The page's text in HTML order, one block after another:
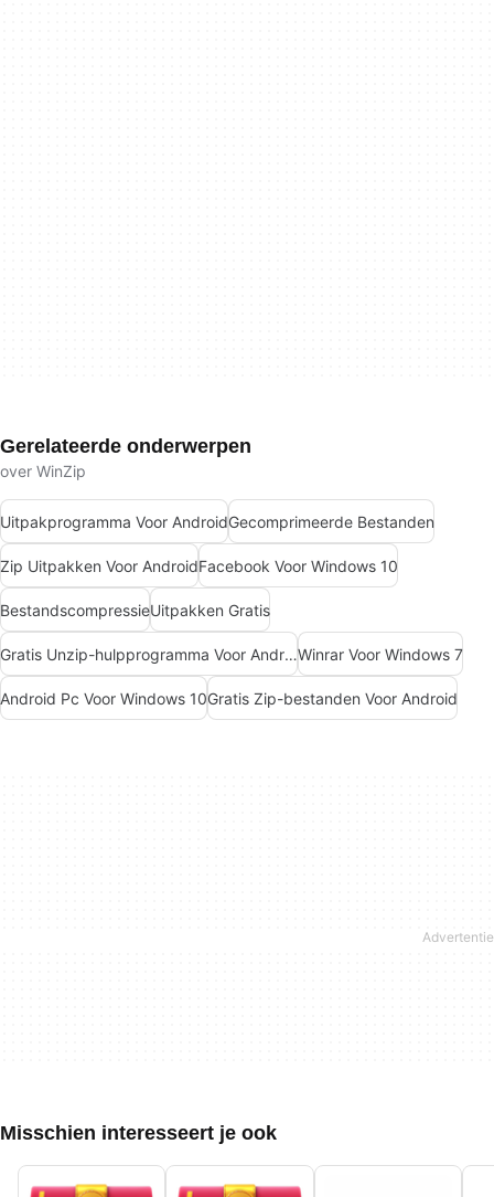
Gerelateerde onderwerpen
over WinZip
Uitpakprogramma Voor AndroidGecomprimeerde Bestanden
Zip Uitpakken Voor AndroidFacebook Voor Windows 10
BestandscompressieUitpakken Gratis
Gratis Unzip-hulpprogramma Voor AndroidWinrar Voor Windows 7
Android Pc Voor Windows 10Gratis Zip-bestanden Voor Android
Misschien interesseert je ook